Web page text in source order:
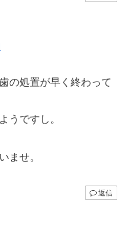
の処置が早く終わって
うですし。
ませ。
返信